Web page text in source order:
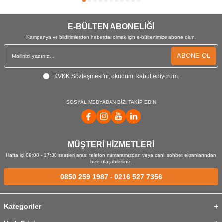
E-BÜLTEN ABONELİĞİ
Kampanya ve bildirimlerden haberdar olmak için e-bültenimize abone olun.
ABONE OL
KVKK Sözleşmesi'ni , okudum, kabul ediyorum.
SOSYAL MEDYADAN BİZİ TAKİP EDİN
MÜŞTERİ HİZMETLERİ
Hafta içi 09:00 - 17:30 saatleri arası telefon numaramızdan veya canlı sohbet ekranlarından
bize ulaşabilirsiniz.
0850 259 1987- 0216 527 7356
Kategoriler